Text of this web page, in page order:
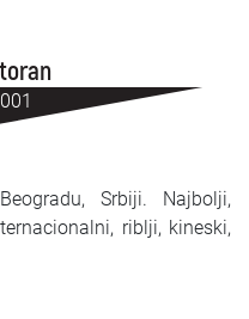
Srbiji. Najbolji,
riblji, kineski,